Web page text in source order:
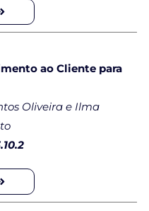
ao Cliente para
Oliveira e Ilma